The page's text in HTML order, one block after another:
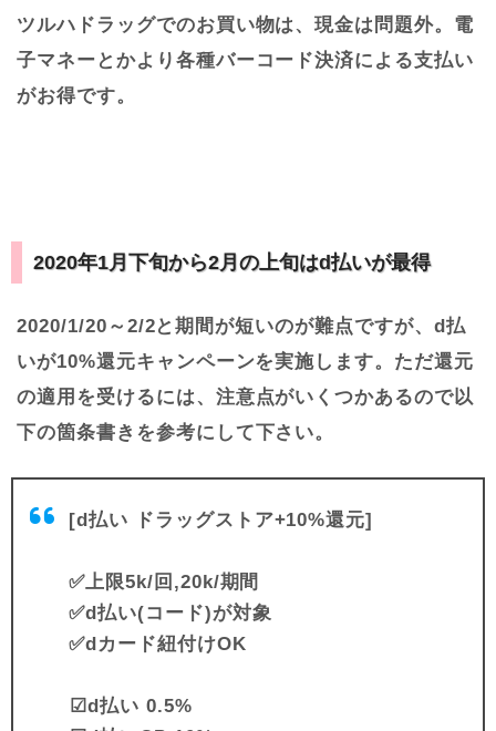
ツルハドラッグでのお買い物は、現金は問題外。電
子マネーとかより各種バーコード決済による支払い
がお得です。
2020年1月下旬から2月の上旬はd払いが最得
2020/1/20～2/2と期間が短いのが難点ですが、d払
いが10%還元キャンペーンを実施します。ただ還元
の適用を受けるには、注意点がいくつかあるので以
下の箇条書きを参考にして下さい。
[d払い ドラッグストア+10%還元]
✅上限5k/回,20k/期間
✅d払い(コード)が対象
✅dカード紐付けOK
︎︎︎︎☑︎d払い 0.5%